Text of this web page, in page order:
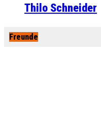
Thilo Schneider
Freunde